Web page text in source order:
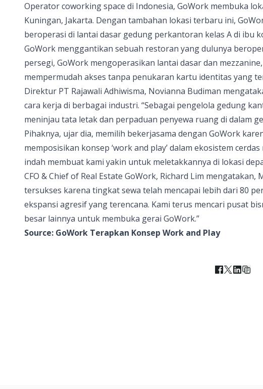
Operator coworking space di Indonesia, GoWork membuka
Kuningan, Jakarta. Dengan tambahan lokasi terbaru ini,
beroperasi di lantai dasar gedung perkantoran kelas A di ibu
GoWork menggantikan sebuah restoran yang dulunya
persegi, GoWork mengoperasikan lantai dasar dan
mempermudah akses tanpa penukaran kartu identitas yang
Direktur PT Rajawali Adhiwisma, Novianna Budiman
cara kerja di berbagai industri. “Sebagai pengelola gedung
meninjau tata letak dan perpaduan penyewa ruang di dalam
Pihaknya, ujar dia, memilih bekerjasama dengan GoWork
memposisikan konsep ‘work and play’ dalam ekosistem
indah membuat kami yakin untuk meletakkannya di lokasi
CFO & Chief of Real Estate GoWork, Richard Lim
tersukses karena tingkat sewa telah mencapai lebih dari 80
ekspansi agresif yang terencana. Kami terus mencari pusat
besar lainnya untuk membuka gerai GoWork.”
Source: GoWork Terapkan Konsep Work and Play